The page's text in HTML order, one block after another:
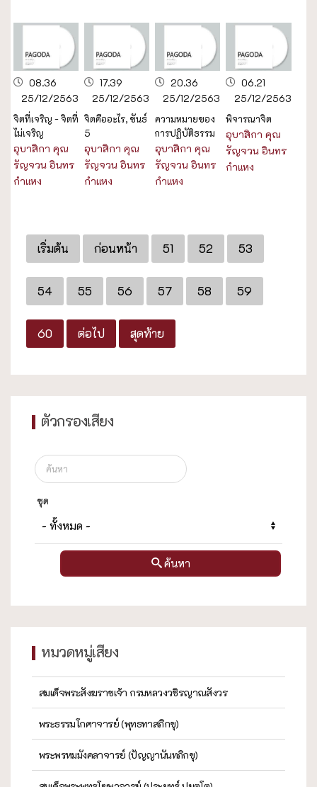
08.36
25/12/2563
จิตที่เจริญ - จิตที่
ไม่เจริญ
อุบาสิกา คุณ
รัญจวน อินทร
กำแหง
17.39
25/12/2563
จิตคืออะไร, ขันธ์
5
อุบาสิกา คุณ
รัญจวน อินทร
กำแหง
20.36
25/12/2563
ความหมายของ
การปฏิบัติธรรม
อุบาสิกา คุณ
รัญจวน อินทร
กำแหง
06.21
25/12/2563
พิจารณาจิต
อุบาสิกา คุณ
รัญจวน อินทร
กำแหง
เริ่มต้น ก่อนหน้า 51 52 53
54 55 56 57 58 59
60 ต่อไป สุดท้าย
ตัวกรองเสียง
ชุด
ค้นหา
หมวดหมู่เสียง
สมเด็จพระสังฆราชเจ้า กรมหลวงวชิรญาณสังวร
พระธรรมโกศาจารย์ (พุทธทาสภิกขุ)
พระพรหมมังคลาจารย์ (ปัญญานันทภิกขุ)